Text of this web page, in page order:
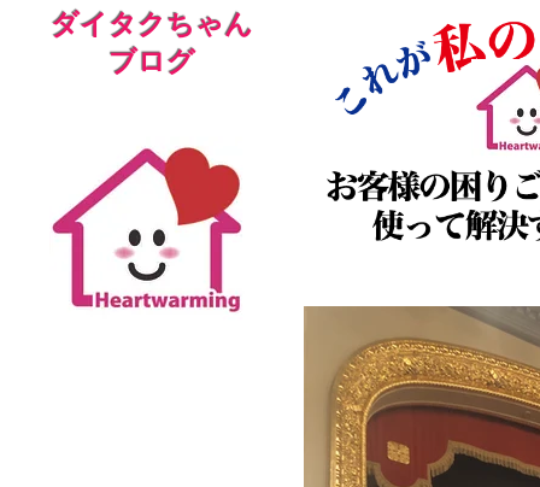
ダイタクちゃん
ブログ